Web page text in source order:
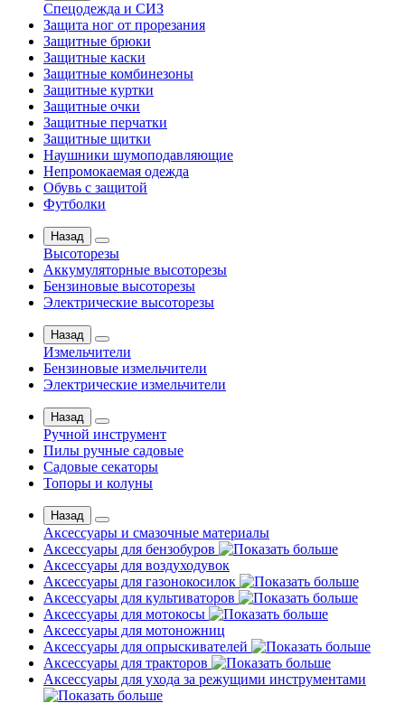
Спецодежда и СИЗ
Защита ног от прорезания
Защитные брюки
Защитные каски
Защитные комбинезоны
Защитные куртки
Защитные очки
Защитные перчатки
Защитные щитки
Наушники шумоподавляющие
Непромокаемая одежда
Обувь с защитой
Футболки
Назад
Высоторезы
Аккумуляторные высоторезы
Бензиновые высоторезы
Электрические высоторезы
Назад
Измельчители
Бензиновые измельчители
Электрические измельчители
Назад
Ручной инструмент
Пилы ручные садовые
Садовые секаторы
Топоры и колуны
Назад
Аксессуары и смазочные материалы
Аксессуары для бензобуров
Аксессуары для воздуходувок
Аксессуары для газонокосилок
Аксессуары для культиваторов
Аксессуары для мотокосы
Аксессуары для мотоножниц
Аксессуары для опрыскивателей
Аксессуары для тракторов
Аксессуары для ухода за режущими инструментами